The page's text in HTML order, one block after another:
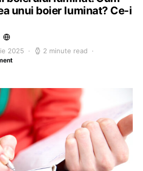
unui boier luminat? Ce-i
2025 2 minute read